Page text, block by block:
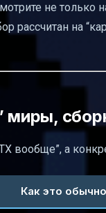
не только
рассчитан на
миры,
вообще”, а
Как это